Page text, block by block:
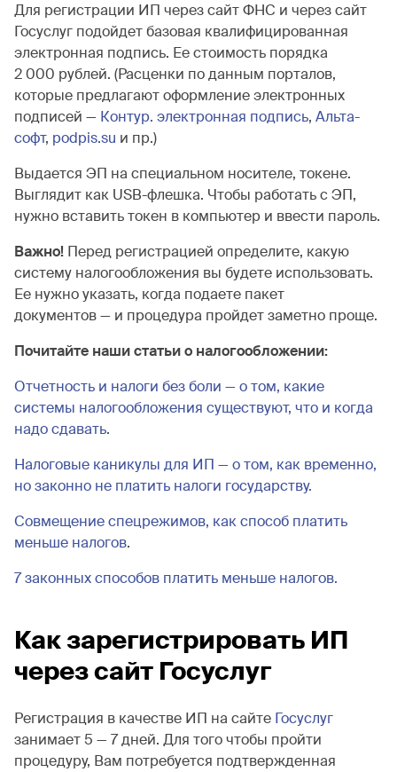
Для регистрации ИП через сайт ФНС и через сайт
Госуслуг подойдет базовая квалифицированная
электронная подпись. Ее стоимость порядка
2 000 рублей. (Расценки по данным порталов,
которые предлагают оформление электронных
подписей — Контур. электронная подпись, Альта-
софт, podpis.su и пр.)
Выдается ЭП на специальном носителе, токене.
Выглядит как USB-флешка. Чтобы работать с ЭП,
нужно вставить токен в компьютер и ввести пароль.
Важно! Перед регистрацией определите, какую
систему налогообложения вы будете использовать.
Ее нужно указать, когда подаете пакет
документов — и процедура пройдет заметно проще.
Почитайте наши статьи о налогообложении:
Отчетность и налоги без боли — о том, какие
системы налогообложения существуют, что и когда
надо сдавать.
Налоговые каникулы для ИП — о том, как временно,
но законно не платить налоги государству.
Совмещение спецрежимов, как способ платить
меньше налогов.
7 законных способов платить меньше налогов.
Как зарегистрировать ИП
через сайт Госуслуг
Регистрация в качестве ИП на сайте Госуслуг
занимает 5 — 7 дней. Для того чтобы пройти
процедуру, Вам потребуется подтвержденная